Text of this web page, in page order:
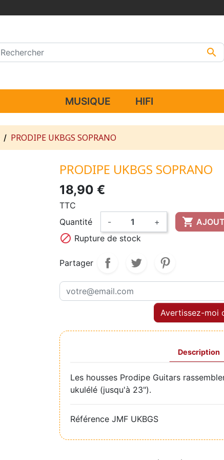

MUSIQUE HIFI
PRODIPE UKBGS SOPRANO
PRODIPE UKBGS SOPRANO
18,90 €
TTC
Quantité
- + 
 Rupture de stock
Partager
Avertissez-moi
Description
Les housses Prodipe Guitars
ukulélé (jusqu'à 23").
Référence JMF UKBGS